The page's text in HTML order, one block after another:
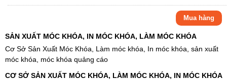
Mua hàng
SẢN XUẤT MÓC KHÓA, IN MÓC KHÓA, LÀM MÓC KHÓA
Cơ Sở Sản Xuất Móc Khóa, Làm móc khóa, In móc khóa, sản xuất
móc khóa, móc khóa quảng cáo
CƠ SỞ SẢN XUẤT MÓC KHÓA, LÀM MÓC KHÓA, IN MÓC KHÓA